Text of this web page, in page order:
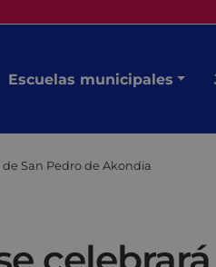
Escuelas municipales
San Pedro de Akondia